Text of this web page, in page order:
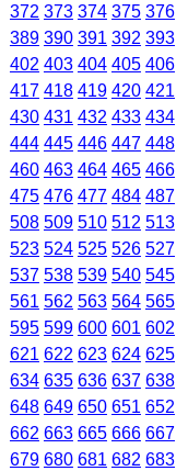
372 373 374 375 376
389 390 391 392 393
402 403 404 405 406
417 418 419 420 421
430 431 432 433 434
444 445 446 447 448
460 463 464 465 466
475 476 477 484 487
508 509 510 512 513
523 524 525 526 527
537 538 539 540 545
561 562 563 564 565
595 599 600 601 602
621 622 623 624 625
634 635 636 637 638
648 649 650 651 652
662 663 665 666 667
679 680 681 682 683